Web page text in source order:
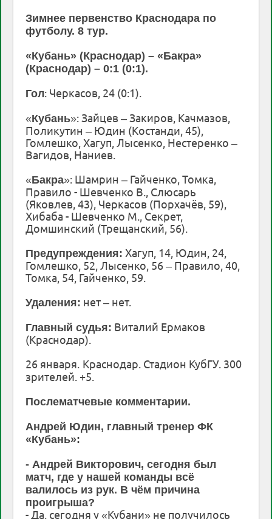
Зимнее первенство Краснодара по
футболу. 8 тур.
«Кубань» (Краснодар) – «Бакра»
(Краснодар) – 0:1 (0:1).
Гол: Черкасов, 24 (0:1).
«Кубань»: Зайцев – Закиров, Качмазов,
Поликутин – Юдин (Костанди, 45),
Гомлешко, Хагуп, Лысенко, Нестеренко –
Вагидов, Наниев.
«Бакра»: Шамрин – Гайченко, Томка,
Правило - Шевченко В., Слюсарь
(Яковлев, 43), Черкасов (Порхачёв, 59),
Хибаба - Шевченко М., Секрет,
Домшинский (Трещанский, 56).
Предупреждения: Хагуп, 14, Юдин, 24,
Гомлешко, 52, Лысенко, 56 – Правило, 40,
Томка, 54, Гайченко, 59.
Удаления: нет – нет.
Главный судья: Виталий Ермаков
(Краснодар).
26 января. Краснодар. Стадион КубГУ. 300
зрителей. +5.
Послематчевые комментарии.
Андрей Юдин, главный тренер ФК
«Кубань»:
- Андрей Викторович, сегодня был
матч, где у нашей команды всё
валилось из рук. В чём причина
проигрыша?
- Да, сегодня у «Кубани» не получилось